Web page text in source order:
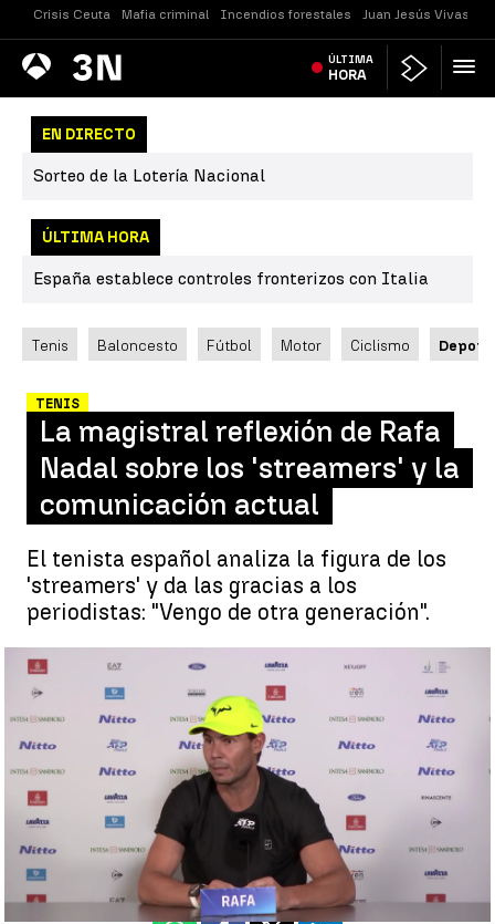
Crisis Ceuta Mafia criminal Incendios forestales Juan Jesús Vivas
Antena
3 Noticias ÚLTIMA
HORA
EN DIRECTO
Sorteo de la Lotería Nacional
ÚLTIMA HORA
España establece controles fronterizos con Italia
Tenis Baloncesto Fútbol Motor Ciclismo
TENIS
La magistral reflexión de Rafa
Nadal sobre los 'streamers' y la
comunicación actual
El tenista español analiza la figura de los
'streamers' y da las gracias a los
periodistas: "Vengo de otra generación".
Rafa Nadal y su brillante reflexión sobre los 'streamers' y el
papel del periodismo |
Rocío Martínez
Luis F. Castillo
Actualizado:
18 de noviembre de 2022, 16:41
Publicado:18 de noviembre de 2022, 13:41